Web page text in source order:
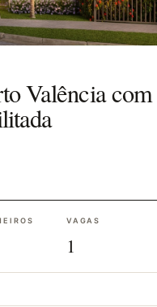
Valência com
VAGAS
1